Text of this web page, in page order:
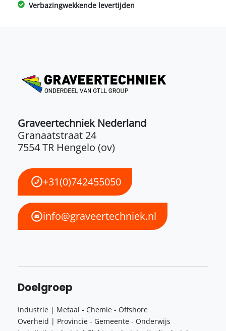
Verbazingwekkende levertijden
Graveertechniek Nederland
Granaatstraat 24
7554 TR Hengelo (ov)
+31(0)742455050
info@graveertechniek.nl
Doelgroep
Industrie | Metaal - Chemie - Offshore
Overheid | Provincie - Gemeente - Onderwijs